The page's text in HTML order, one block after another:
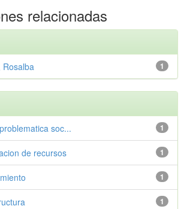
relacionadas
1
Rosalba
1
soc...
1
de recursos
1
1